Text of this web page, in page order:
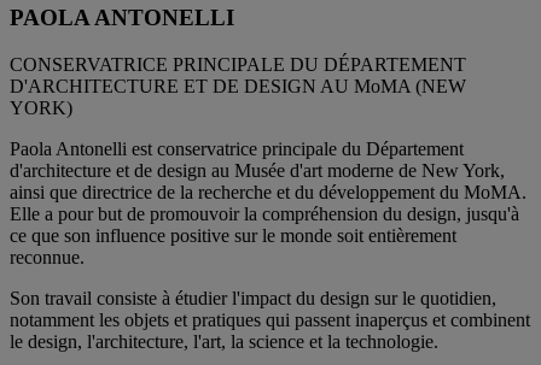
PAOLA ANTONELLI
CONSERVATRICE PRINCIPALE DU DÉPARTEMENT
D'ARCHITECTURE ET DE DESIGN AU MoMA (NEW
YORK)
Paola Antonelli est conservatrice principale du Département
d'architecture et de design au Musée d'art moderne de New York,
ainsi que directrice de la recherche et du développement du MoMA.
Elle a pour but de promouvoir la compréhension du design, jusqu'à
ce que son influence positive sur le monde soit entièrement
reconnue.
Son travail consiste à étudier l'impact du design sur le quotidien,
notamment les objets et pratiques qui passent inaperçus et combinent
le design, l'architecture, l'art, la science et la technologie.